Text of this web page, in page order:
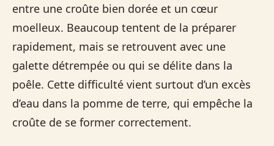
entre une croûte bien dorée et un cœur
moelleux. Beaucoup tentent de la préparer
rapidement, mais se retrouvent avec une
galette détrempée ou qui se délite dans la
poêle. Cette difficulté vient surtout d’un excès
d’eau dans la pomme de terre, qui empêche la
croûte de se former correctement.